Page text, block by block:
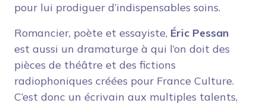
pour lui prodiguer d’indispensables soins.
Romancier, poète et essayiste, Éric Pessan
est aussi un dramaturge à qui l’on doit des
pièces de théâtre et des fictions
radiophoniques créées pour France Culture.
C’est donc un écrivain aux multiples talents,